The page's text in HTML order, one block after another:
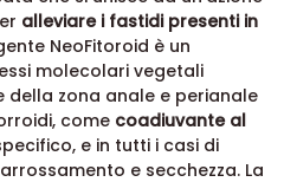
Aboca svolge
che si unisce ad un'azione
alleviare i fastidi presenti in
NeoFitoroid è un
molecolari vegetali
zona anale e perianale
comecoadiuvante al